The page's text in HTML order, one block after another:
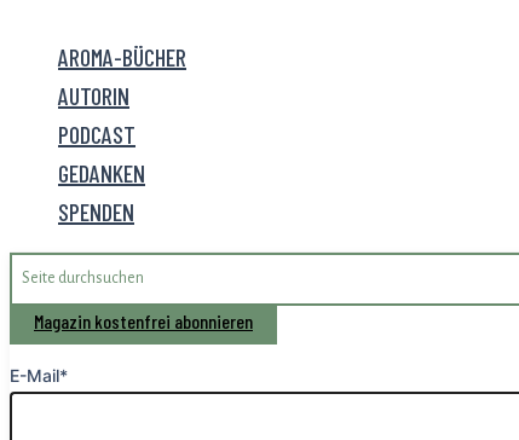
AROMA-BÜCHER
AUTORIN
PODCAST
GEDANKEN
SPENDEN
Search
for:
Magazin kostenfrei abonnieren
E-Mail*